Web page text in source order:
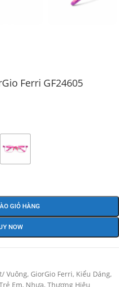
Ferri GF24605
GIỎ HÀNG
NOW
Vuông, GiorGio Ferri, Kiểu Dáng,
Em, Nhựa, Thương Hiệu